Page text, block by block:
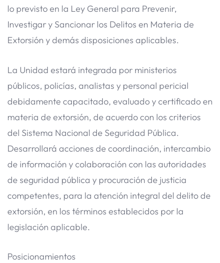
lo previsto en la Ley General para Prevenir,
Investigar y Sancionar los Delitos en Materia de
Extorsión y demás disposiciones aplicables.
La Unidad estará integrada por ministerios
públicos, policías, analistas y personal pericial
debidamente capacitado, evaluado y certificado en
materia de extorsión, de acuerdo con los criterios
del Sistema Nacional de Seguridad Pública.
Desarrollará acciones de coordinación, intercambio
de información y colaboración con las autoridades
de seguridad pública y procuración de justicia
competentes, para la atención integral del delito de
extorsión, en los términos establecidos por la
legislación aplicable.
Posicionamientos